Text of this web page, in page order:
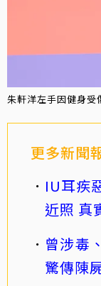
朱軒洋左手因健身受
更多新聞
IU耳疾
近照 真
曾涉毒
驚傳陳